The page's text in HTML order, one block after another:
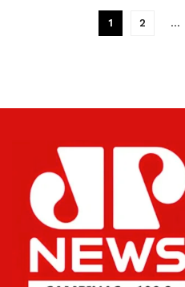
1 2 …